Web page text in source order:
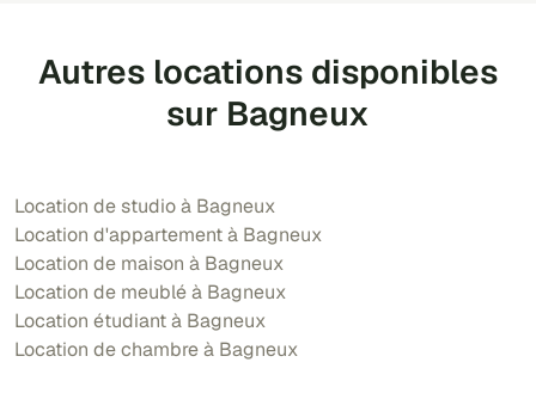
Autres locations disponibles
sur Bagneux
Location de studio à Bagneux
Location d'appartement à Bagneux
Location de maison à Bagneux
Location de meublé à Bagneux
Location étudiant à Bagneux
Location de chambre à Bagneux